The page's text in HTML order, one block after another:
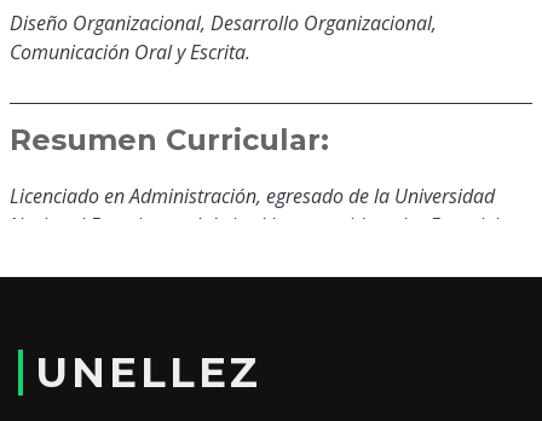
Diseño Organizacional, Desarrollo Organizacional,
Comunicación Oral y Escrita.
Resumen Curricular:
Licenciado en Administración, egresado de la Universidad
Nacional Experimental de los Llanos occidentales Ezequiel
Licenciado en Administración.
UNELLEZ